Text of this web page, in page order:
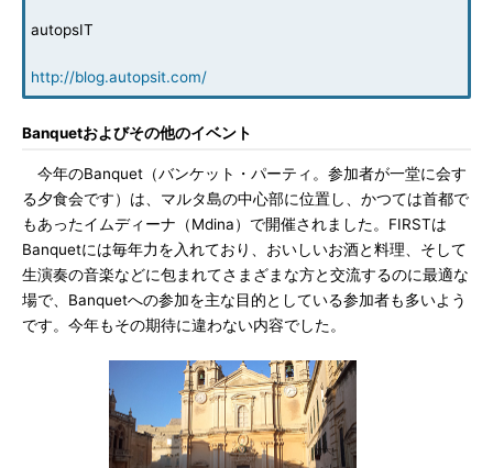
autopsIT
http://blog.autopsit.com/
Banquetおよびその他のイベント
今年のBanquet（バンケット・パーティ。参加者が一堂に会す
る夕食会です）は、マルタ島の中心部に位置し、かつては首都で
もあったイムディーナ（Mdina）で開催されました。FIRSTは
Banquetには毎年力を入れており、おいしいお酒と料理、そして
生演奏の音楽などに包まれてさまざまな方と交流するのに最適な
場で、Banquetへの参加を主な目的としている参加者も多いよう
です。今年もその期待に違わない内容でした。